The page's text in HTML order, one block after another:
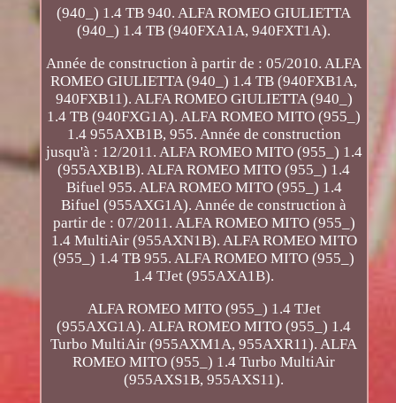
(940_) 1.4 TB 940. ALFA ROMEO GIULIETTA
(940_) 1.4 TB (940FXA1A, 940FXT1A).
Année de construction à partir de : 05/2010. ALFA
ROMEO GIULIETTA (940_) 1.4 TB (940FXB1A,
940FXB11). ALFA ROMEO GIULIETTA (940_)
1.4 TB (940FXG1A). ALFA ROMEO MITO (955_)
1.4 955AXB1B, 955. Année de construction
jusqu'à : 12/2011. ALFA ROMEO MITO (955_) 1.4
(955AXB1B). ALFA ROMEO MITO (955_) 1.4
Bifuel 955. ALFA ROMEO MITO (955_) 1.4
Bifuel (955AXG1A). Année de construction à
partir de : 07/2011. ALFA ROMEO MITO (955_)
1.4 MultiAir (955AXN1B). ALFA ROMEO MITO
(955_) 1.4 TB 955. ALFA ROMEO MITO (955_)
1.4 TJet (955AXA1B).
ALFA ROMEO MITO (955_) 1.4 TJet
(955AXG1A). ALFA ROMEO MITO (955_) 1.4
Turbo MultiAir (955AXM1A, 955AXR11). ALFA
ROMEO MITO (955_) 1.4 Turbo MultiAir
(955AXS1B, 955AXS11).